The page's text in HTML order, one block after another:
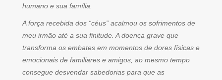
humano e sua família.
A força recebida dos “céus” acalmou os sofrimentos de
meu irmão até a sua finitude. A doença grave que
transforma os embates em momentos de dores físicas e
emocionais de familiares e amigos, ao mesmo tempo
consegue desvendar sabedorias para que as